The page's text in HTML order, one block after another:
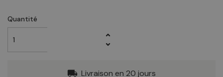
Quantité
local_shipping Livraison en 20 jours